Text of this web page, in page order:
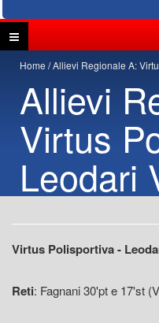
Home Allievi Regionale A:
Allievi
Virtus
Leodari
Virtus Polisportiva -
Reti: Fagnani 30'pt e 17'st